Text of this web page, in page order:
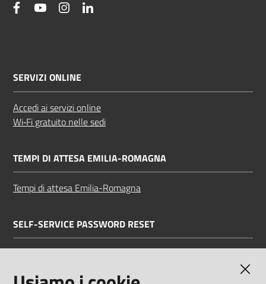
facebookYouTube Instagram
SERVIZI ONLINE
Accedi ai servizi online
Wi‑Fi gratuito nelle sedi
TEMPI DI ATTESA EMILIA-ROMAGNA
Tempi di attesa Emilia-Romagna
SELF-SERVICE PASSWORD RESET